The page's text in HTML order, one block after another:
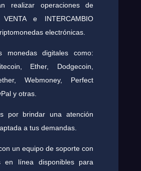
realizar operaciones de
VENTA e INTERCAMBIO
electrónicas.
monedas digitales como:
Ether, Dodgecoin,
Webmoney, Perfect
y otras.
por brindar una atención
a tus demandas.
un equipo de soporte con
en línea disponibles para